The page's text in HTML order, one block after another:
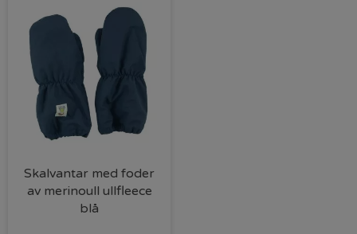
Skalvantar med foder
av merinoull ullfleece
blå